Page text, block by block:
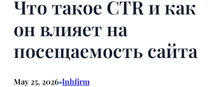
Что такое CTR и как
он влияет на
посещаемость сайта
May 25, 2026•lnhfirm